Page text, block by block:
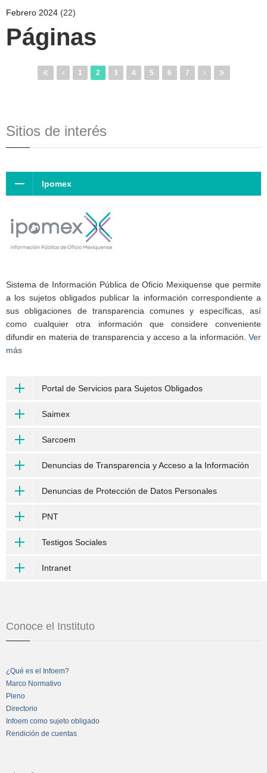
Febrero 2024 (22)
Páginas
1 2 3 4 5 6 7
Sitios de interés
Ipomex
Sistema de Información Pública de Oficio Mexiquense que permite
a los sujetos obligados publicar la información correspondiente a
sus obligaciones de transparencia comunes y específicas, así
como cualquier otra información que considere conveniente
difundir en materia de transparencia y acceso a la información. Ver
más
Portal de Servicios para Sujetos Obligados
Saimex
Sarcoem
Denuncias de Transparencia y Acceso a la Información
Denuncias de Protección de Datos Personales
PNT
Testigos Sociales
Intranet
Conoce el Instituto
¿Qué es el Infoem?
Marco Normativo
Pleno
Directorio
Infoem como sujeto obligado
Rendición de cuentas